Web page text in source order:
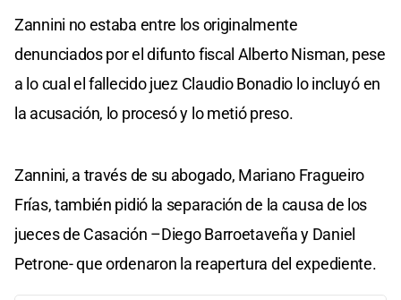
Zannini no estaba entre los originalmente
denunciados por el difunto fiscal Alberto Nisman, pese
a lo cual el fallecido juez Claudio Bonadio lo incluyó en
la acusación, lo procesó y lo metió preso.
Zannini, a través de su abogado, Mariano Fragueiro
Frías, también pidió la separación de la causa de los
jueces de Casación –Diego Barroetaveña y Daniel
Petrone- que ordenaron la reapertura del expediente.